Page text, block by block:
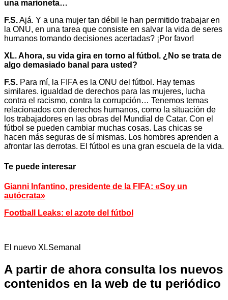
una marioneta…
F.S.Ajá. Y a una mujer tan débil le han permitido trabajar en
la ONU, en una tarea que consiste en salvar la vida de seres
humanos tomando decisiones acertadas? ¡Por favor!
XL. Ahora, su vida gira en torno al fútbol. ¿No se trata de
algo demasiado banal para usted?
F.S. Para mí, la FIFA es la ONU del fútbol. Hay temas
similares. igualdad de derechos para las mujeres, lucha
contra el racismo, contra la corrupción… Tenemos temas
relacionados con derechos humanos, como la situación de
los trabajadores en las obras del Mundial de Catar. Con el
fútbol se pueden cambiar muchas cosas. Las chicas se
hacen más seguras de sí mismas. Los hombres aprenden a
afrontar las derrotas. El fútbol es una gran escuela de la vida.
Te puede interesar
Gianni Infantino, presidente de la FIFA: «Soy un
autócrata»
Football Leaks: el azote del fútbol
El nuevo XLSemanal
A partir de ahora consulta los nuevos
contenidos en la web de tu periódico